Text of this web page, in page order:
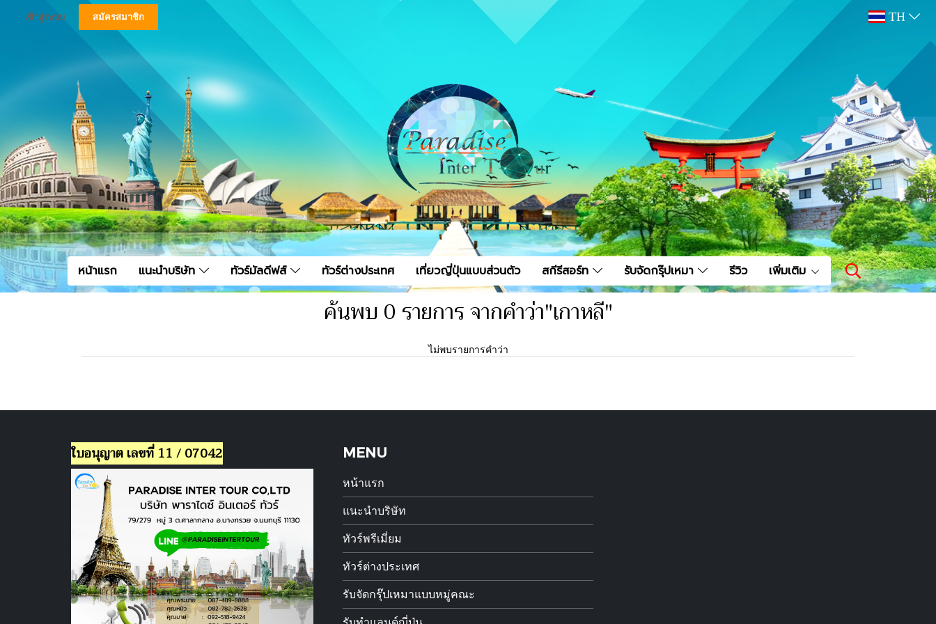
เข้าสู่ระบบ สมัครสมาชิก TH
หน้าแรก แนะนำบริษัท ทัวร์มัลดีฟส์ ทัวร์ต่างประเทศ เที่ยวญี่ปุ่นแบบส่วนตัว สกีรีสอร์ท รับจัดกรุ๊ปเหมา รีวิว เพิ่มเติม
ค้นพบ 0 รายการ จากคำว่า"เกาหลี"
ไม่พบรายการคำว่า
ใบอนุญาต เลขที่ 11 / 07042 MENU
หน้าแรก
แนะนำบริษัท
ทัวร์พรีเมี่ยม
ทัวร์ต่างประเทศ
รับจัดกรุ๊ปเหมาแบบหมู่คณะ